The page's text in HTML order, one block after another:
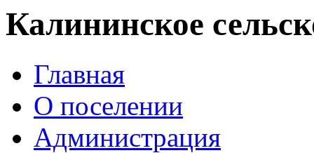
Калининское
Главная
О поселении
Администрация